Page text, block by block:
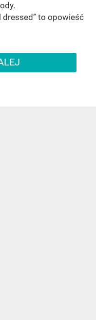
dressed” to opowieść